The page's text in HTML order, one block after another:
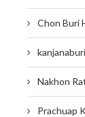
Chon Buri
Nakhon
Prachuap